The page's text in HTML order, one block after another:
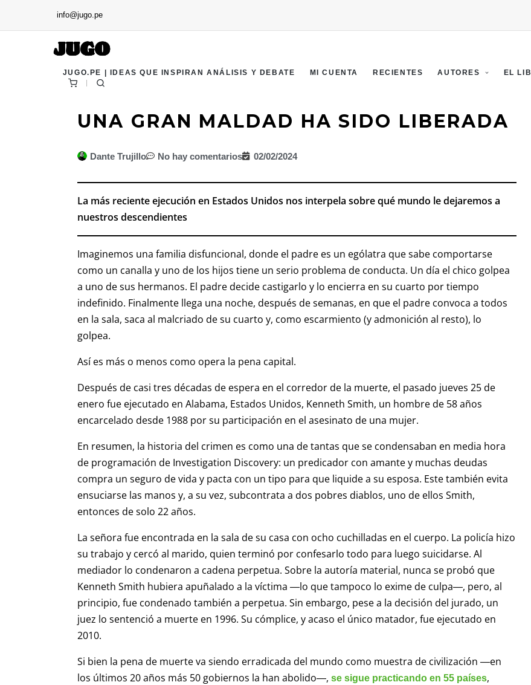
info@jugo.pe
JUGO.PE | IDEAS QUE INSPIRAN ANÁLISIS Y DEBATE MI CUENTA RECIENTES AUTORES EL
UNA GRAN MALDAD HA SIDO LIBERADA
Dante Trujillo No hay comentarios 02/02/2024
La más reciente ejecución en Estados Unidos nos interpela sobre qué mundo le dejaremos a
nuestros descendientes
Imaginemos una familia disfuncional, donde el padre es un ególatra que sabe comportarse
como un canalla y uno de los hijos tiene un serio problema de conducta. Un día el chico golpea
a uno de sus hermanos. El padre decide castigarlo y lo encierra en su cuarto por tiempo
indefinido. Finalmente llega una noche, después de semanas, en que el padre convoca a todos
en la sala, saca al malcriado de su cuarto y, como escarmiento (y admonición al resto), lo
golpea.
Así es más o menos como opera la pena capital.
Después de casi tres décadas de espera en el corredor de la muerte, el pasado jueves 25 de
enero fue ejecutado en Alabama, Estados Unidos, Kenneth Smith, un hombre de 58 años
encarcelado desde 1988 por su participación en el asesinato de una mujer.
En resumen, la historia del crimen es como una de tantas que se condensaban en media hora
de programación de Investigation Discovery: un predicador con amante y muchas deudas
compra un seguro de vida y pacta con un tipo para que liquide a su esposa. Este también evita
ensuciarse las manos y, a su vez, subcontrata a dos pobres diablos, uno de ellos Smith,
entonces de solo 22 años.
La señora fue encontrada en la sala de su casa con ocho cuchilladas en el cuerpo. La policía hizo
su trabajo y cercó al marido, quien terminó por confesarlo todo para luego suicidarse. Al
mediador lo condenaron a cadena perpetua. Sobre la autoría material, nunca se probó que
Kenneth Smith hubiera apuñalado a la víctima ―lo que tampoco lo exime de culpa―, pero, al
principio, fue condenado también a perpetua. Sin embargo, pese a la decisión del jurado, un
juez lo sentenció a muerte en 1996. Su cómplice, y acaso el único matador, fue ejecutado en
2010.
Si bien la pena de muerte va siendo erradicada del mundo como muestra de civilización ―en
los últimos 20 años más 50 gobiernos la han abolido―,se sigue practicando en 55 países,